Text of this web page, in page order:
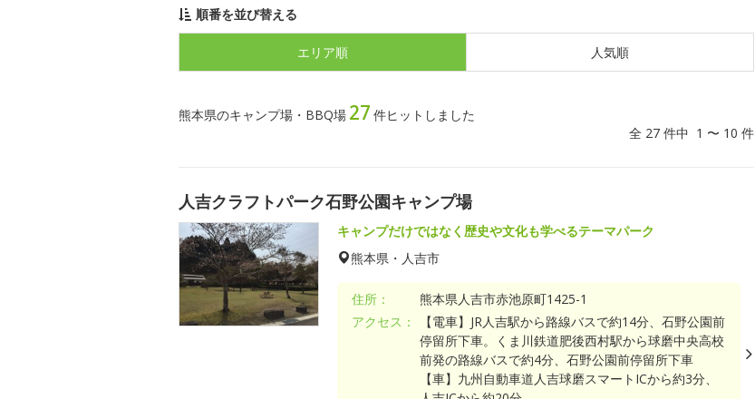
順番を並び替える
エリア順 人気順
熊本県のキャンプ場・BBQ場 27 件ヒットしました
全 27 件中 1 〜 10 件
人吉クラフトパーク石野公園キャンプ場
キャンプだけではなく歴史や文化も学べるテーマパーク
熊本県・人吉市
住所：
熊本県人吉市赤池原町1425-1
アクセス：
【電車】JR人吉駅から路線バスで約14分、石野公園前
停留所下車。くま川鉄道肥後西村駅から球磨中央高校
前発の路線バスで約4分、石野公園前停留所下車
【車】九州自動車道人吉球磨スマートICから約3分、